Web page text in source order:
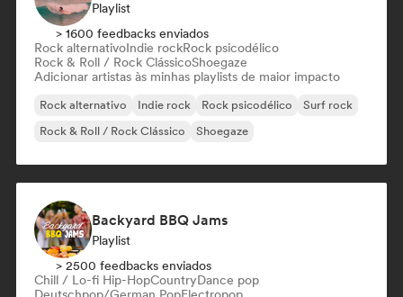
Playlist
> 1600 feedbacks enviados
Rock alternativoIndie rockRock psicodélico
Rock & Roll / Rock ClássicoShoegaze
Adicionar artistas às minhas playlists de maior impacto
Rock alternativo Indie rock Rock psicodélico
Surf rock
Rock & Roll / Rock Clássico
Shoegaze
Backyard BBQ Jams
Playlist
> 2500 feedbacks enviados
Chill / Lo-fi Hip-HopCountryDance pop